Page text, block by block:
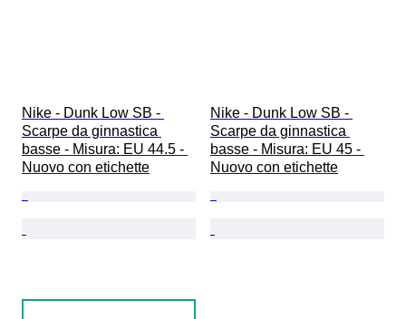
Nike - Dunk Low SB -
Scarpe da ginnastica
basse - Misura: EU 44.5 -
Nuovo con etichette
Nike - Dunk Low SB -
Scarpe da ginnastica
basse - Misura: EU 45 -
Nuovo con etichette